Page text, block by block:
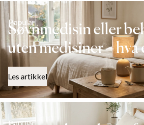
Popular
Søvnmedisin eller
uten medisiner – hva
Les artikkel
Popular